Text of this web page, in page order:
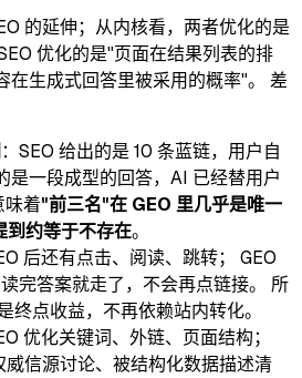
的延伸；从内核看，两者优化的是
优化的是"页面在结果列表的排
在生成式回答里被采用的概率"。 差
：SEO 给出的是 10 条蓝链，用户自
是一段成型的回答，AI 已经替用户
味着"前三名"在 GEO 里几乎是唯一
约等于不存在。
后还有点击、阅读、跳转； GEO
完答案就走了，不会再点链接。 所
终点收益，不再依赖站内转化。
优化关键词、外链、页面结构；
威信源讨论、被结构化数据描述清